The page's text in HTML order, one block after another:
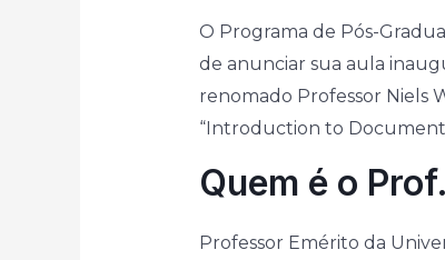
O Programa de Pós-
de anunciar sua aula
renomado Professor Niels
“Introduction to
Quem é o
Professor Emérito da